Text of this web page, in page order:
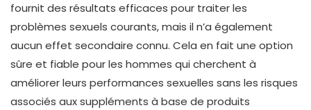
fournit des résultats efficaces pour traiter les
problèmes sexuels courants, mais il n’a également
aucun effet secondaire connu. Cela en fait une option
sûre et fiable pour les hommes qui cherchent à
améliorer leurs performances sexuelles sans les risques
associés aux suppléments à base de produits